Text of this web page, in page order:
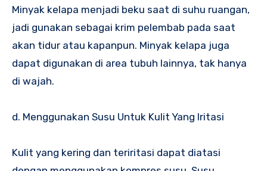
Minyak kelapa menjadi beku saat di suhu ruangan,
jadi gunakan sebagai krim pelembab pada saat
akan tidur atau kapanpun. Minyak kelapa juga
dapat digunakan di area tubuh lainnya, tak hanya
di wajah.
d. Menggunakan Susu Untuk Kulit Yang Iritasi
Kulit yang kering dan teriritasi dapat diatasi